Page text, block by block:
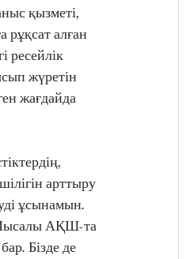
қызметі,
рұқсат алған
ресейлік
жүретін
жағдайда
арттыру
ұсынамын.
Мысалы АҚШ-та
Бізде де